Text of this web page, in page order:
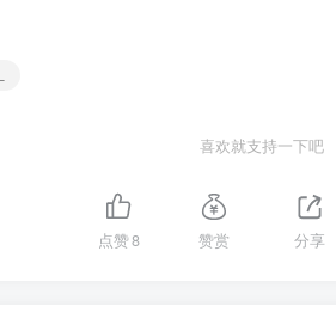
喜欢就支持一下吧
点赞8 赞赏 分享